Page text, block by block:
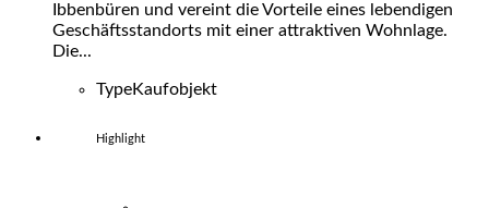
Ibbenbüren und vereint die Vorteile eines lebendigen
Geschäftsstandorts mit einer attraktiven Wohnlage.
Die...
TypeKaufobjekt
Highlight